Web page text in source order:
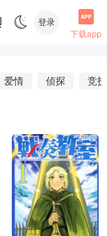
登录
下载app
爱情 侦探 竞技